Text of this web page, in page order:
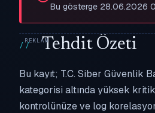
Bu gösterge 28.06.2026
Tehdit Özeti
Bu kayıt; T.C. Siber Güvenlik
kategorisi altında yüksek
kontrolünüze ve log